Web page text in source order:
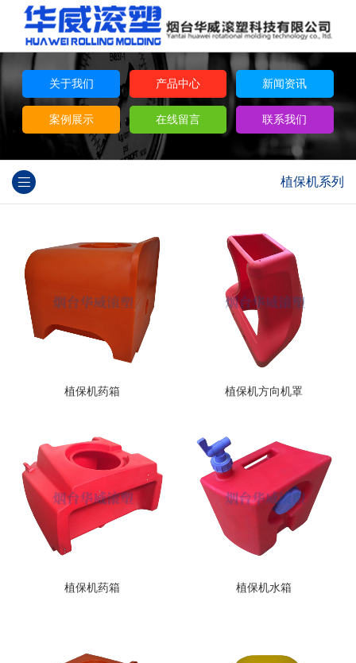
关于我们 产品中心 新闻资讯
案例展示 在线留言 联系我们
植保机系列
植保机药箱 植保机方向机罩
植保机药箱 植保机水箱